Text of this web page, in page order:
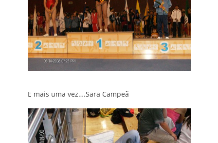
E mais uma vez….Sara Campeã